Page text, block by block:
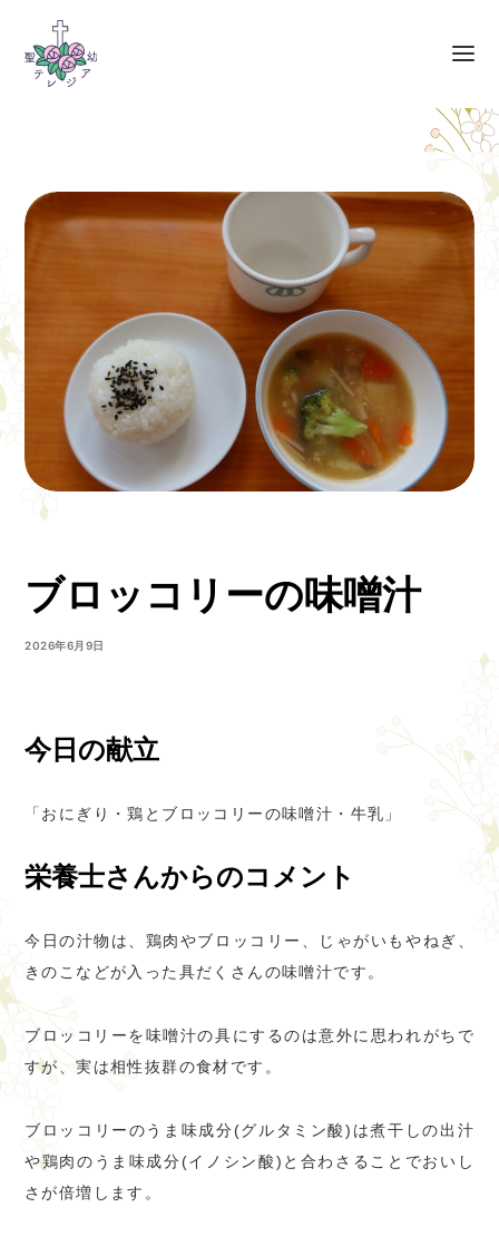
ブロッコリーの味噌汁
2026年6月9日
今日の献立
「おにぎり・鶏とブロッコリーの味噌汁・牛乳」
栄養士さんからのコメント
今日の汁物は、鶏肉やブロッコリー、じゃがいもやねぎ、
きのこなどが入った具だくさんの味噌汁です。
ブロッコリーを味噌汁の具にするのは意外に思われがちで
すが、実は相性抜群の食材です。
ブロッコリーのうま味成分(グルタミン酸)は煮干しの出汁
や鶏肉のうま味成分(イノシン酸)と合わさることでおいし
さが倍増します。